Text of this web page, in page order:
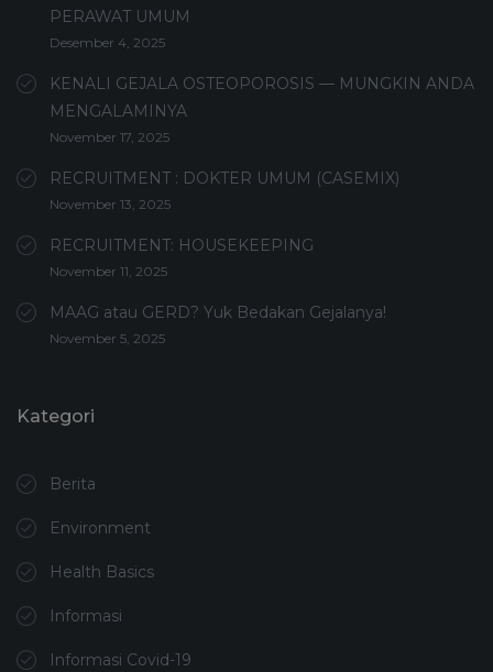
PERAWAT UMUM
Desember 4, 2025
KENALI GEJALA OSTEOPOROSIS — MUNGKIN ANDA
MENGALAMINYA
November 17, 2025
RECRUITMENT : DOKTER UMUM (CASEMIX)
November 13, 2025
RECRUITMENT: HOUSEKEEPING
November 11, 2025
MAAG atau GERD? Yuk Bedakan Gejalanya!
November 5, 2025
Kategori
Berita
Environment
Health Basics
Informasi
Informasi Covid-19